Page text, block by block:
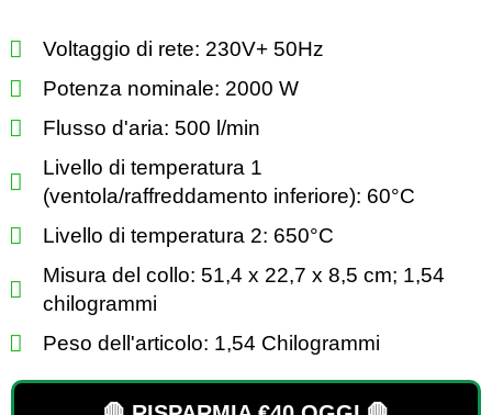
Voltaggio di rete: 230V+ 50Hz
Potenza nominale: 2000 W
Flusso d'aria: 500 l/min
Livello di temperatura 1
(ventola/raffreddamento inferiore): 60°C
Livello di temperatura 2: 650°C
Misura del collo: ‎51,4 x 22,7 x 8,5 cm; 1,54
chilogrammi
Peso dell'articolo: ‎1,54 Chilogrammi